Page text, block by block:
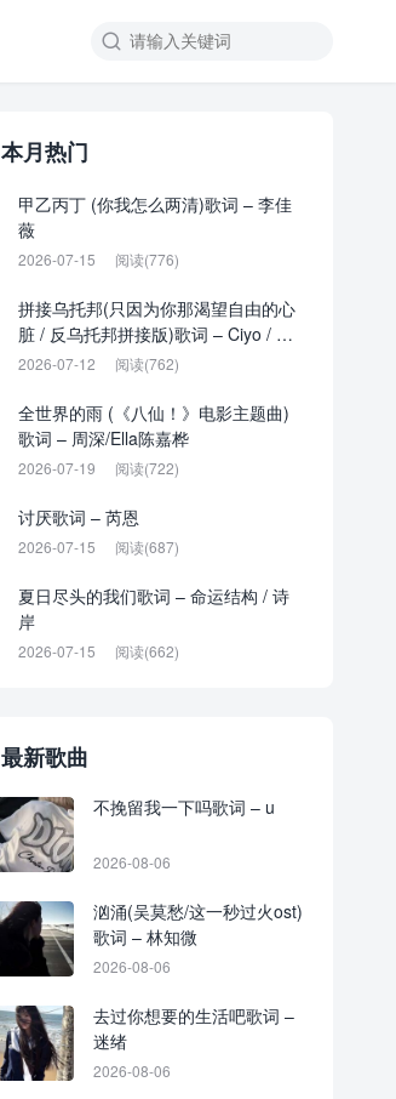

本月热门
甲乙丙丁 (你我怎么两清)歌词 – 李佳
薇
2026-07-15 阅读(776)
拼接乌托邦(只因为你那渴望自由的心
脏 / 反乌托邦拼接版)歌词 – Ciyo / 见
过夏天P / 乌托邦P
2026-07-12 阅读(762)
全世界的雨 (《八仙！》电影主题曲)
歌词 – 周深/Ella陈嘉桦
2026-07-19 阅读(722)
讨厌歌词 – 芮恩
2026-07-15 阅读(687)
夏日尽头的我们歌词 – 命运结构 / 诗
岸
2026-07-15 阅读(662)
最新歌曲
不挽留我一下吗歌词 – u
2026-08-06
汹涌(吴莫愁/这一秒过火ost)
歌词 – 林知微
2026-08-06
去过你想要的生活吧歌词 –
迷绪
2026-08-06